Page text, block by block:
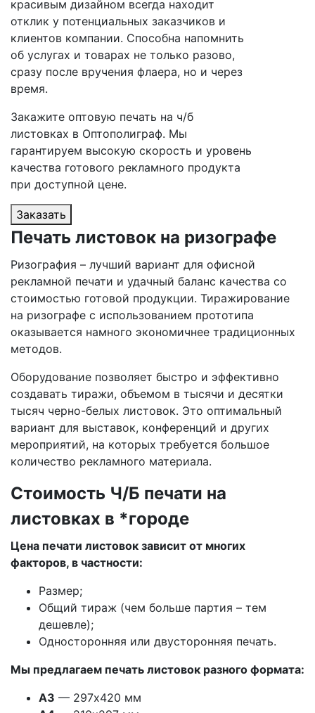
красивым дизайном всегда находит
отклик у потенциальных заказчиков и
клиентов компании. Способна напомнить
об услугах и товарах не только разово,
сразу после вручения флаера, но и через
время.
Закажите оптовую печать на ч/б
листовках в Оптополиграф. Мы
гарантируем высокую скорость и уровень
качества готового рекламного продукта
при доступной цене.
Заказать
Печать листовок на ризографе
Ризография – лучший вариант для офисной
рекламной печати и удачный баланс качества со
стоимостью готовой продукции. Тиражирование
на ризографе с использованием прототипа
оказывается намного экономичнее традиционных
методов.
Оборудование позволяет быстро и эффективно
создавать тиражи, объемом в тысячи и десятки
тысяч черно-белых листовок. Это оптимальный
вариант для выставок, конференций и других
мероприятий, на которых требуется большое
количество рекламного материала.
Стоимость Ч/Б печати на
листовках в *городе
Цена печати листовок зависит от многих
факторов, в частности:
Размер;
Общий тираж (чем больше партия – тем
дешевле);
Односторонняя или двусторонняя печать.
Мы предлагаем печать листовок разного формата:
А3 — 297х420 мм